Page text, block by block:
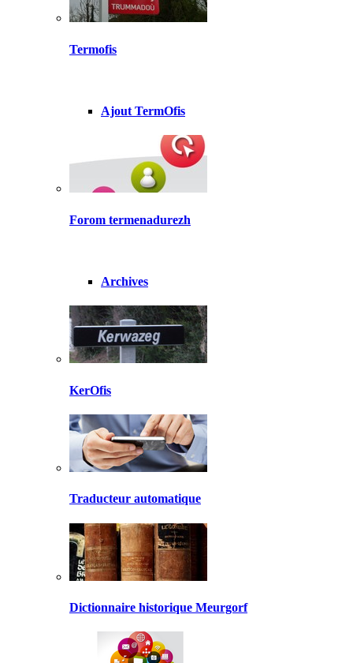
Termofis
Ajout TermOfis
Forom termenadurezh
Archives
KerOfis
Traducteur automatique
Dictionnaire historique Meurgorf